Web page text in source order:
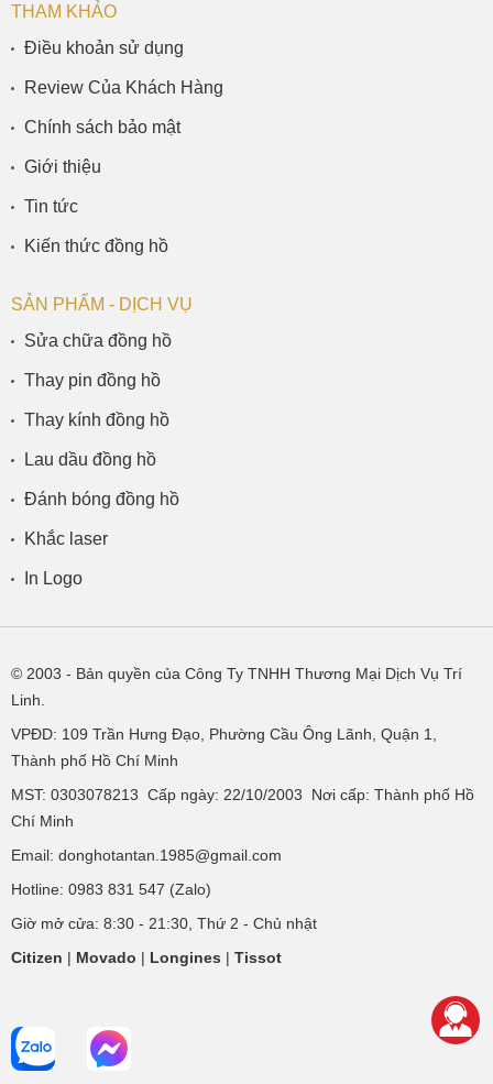
THAM KHẢO
Điều khoản sử dụng
Review Của Khách Hàng
Chính sách bảo mật
Giới thiệu
Tin tức
Kiến thức đồng hồ
SẢN PHẨM - DỊCH VỤ
Sửa chữa đồng hồ
Thay pin đồng hồ
Thay kính đồng hồ
Lau dầu đồng hồ
Đánh bóng đồng hồ
Khắc laser
In Logo
© 2003 - Bản quyền của Công Ty TNHH Thương Mại Dịch Vụ Trí
Linh.
VPĐD: 109 Trần Hưng Đạo, Phường Cầu Ông Lãnh, Quận 1,
Thành phố Hồ Chí Minh
MST: 0303078213 Cấp ngày: 22/10/2003 Nơi cấp: Thành phố Hồ
Chí Minh
Email: donghotantan.1985@gmail.com
Hotline: 0983 831 547 (Zalo)
Giờ mở cửa: 8:30 - 21:30, Thứ 2 - Chủ nhật
Citizen | Movado | Longines | Tissot